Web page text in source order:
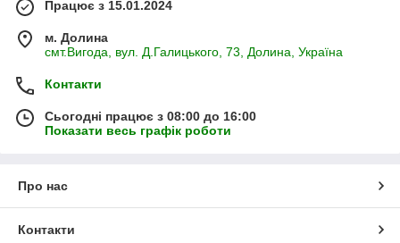
Працює з 15.01.2024
м. Долина
смт.Вигода, вул. Д.Галицького, 73, Долина, Україна
Контакти
Сьогодні працює з 08:00 до 16:00
Показати весь графік роботи
Про нас
Контакти